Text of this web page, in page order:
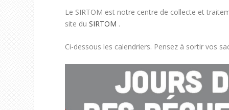
Le SIRTOM est notre centre de collecte et
site duSIRTOM .
Ci-dessous les calendriers. Pensez à sortir vos